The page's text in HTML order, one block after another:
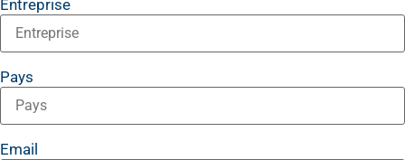
Entreprise
Pays
Email